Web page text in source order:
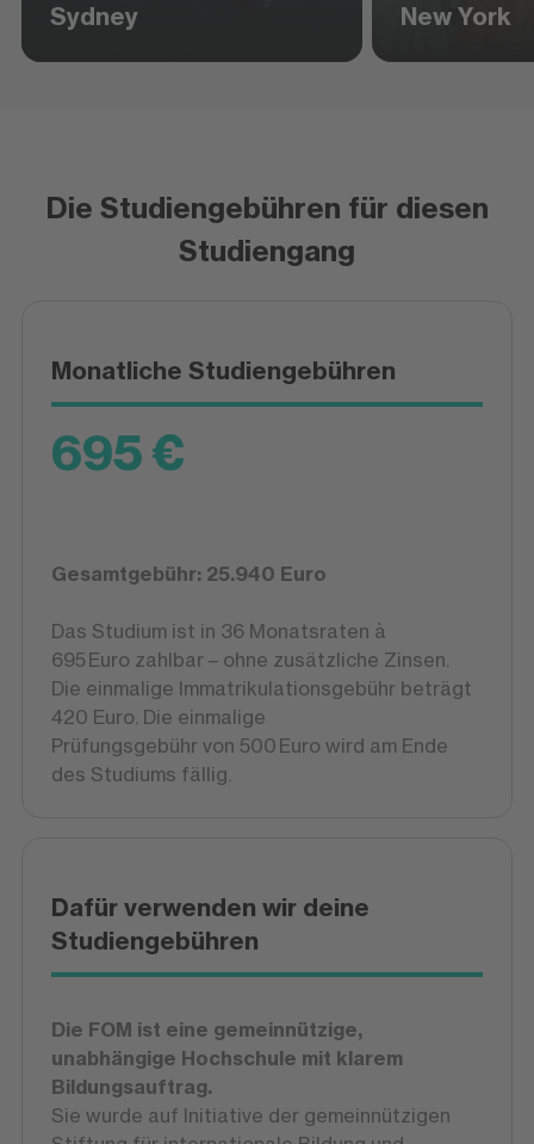
Sydney
New York
Die Studiengebühren für diesen
Studiengang
Monatliche Studiengebühren
695 €
Gesamtgebühr: 25.940 Euro
Das Studium ist in 36 Monatsraten à
695 Euro zahlbar – ohne zusätzliche Zinsen.
Die einmalige Immatrikulationsgebühr beträgt
420 Euro. Die einmalige
Prüfungsgebühr von 500 Euro wird am Ende
des Studiums fällig.
Dafür verwenden wir deine
Studiengebühren
Die FOM ist eine gemeinnützige,
unabhängige Hochschule mit klarem
Bildungsauftrag.
Sie wurde auf Initiative der gemeinnützigen